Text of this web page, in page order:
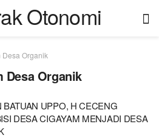
Organik
Desa Organik
BATUAN UPPO, H CECENG
DESA CIGAYAM MENJADI DESA